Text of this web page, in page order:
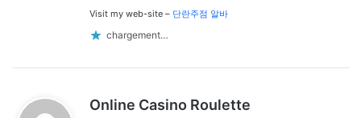
Visit my web-site – 단란주점 알바
chargement…
Online Casino Roulette